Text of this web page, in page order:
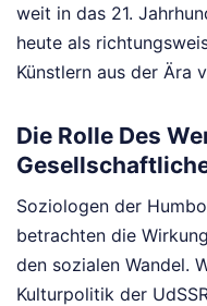
weit in das 21.
heute als
Künstlern aus der Ära
Die Rolle Des
Soziologen der
betrachten die
den sozialen Wandel.
Kulturpolitik der